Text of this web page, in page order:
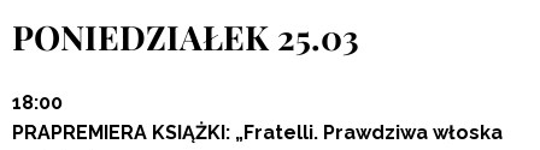
PONIEDZIAŁEK 25.03
18:00
PRAPREMIERA KSIĄŻKI: „Fratelli. Prawdziwa włoska